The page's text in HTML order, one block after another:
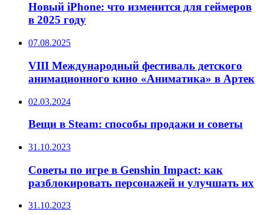
Новый iPhone: что изменится для геймеров
в 2025 году
07.08.2025
VIII Международный фестиваль детского
анимационного кино «Аниматика» в Артек
02.03.2024
Вещи в Steam: способы продажи и советы
31.10.2023
Советы по игре в Genshin Impact: как
разблокировать персонажей и улучшать их
31.10.2023